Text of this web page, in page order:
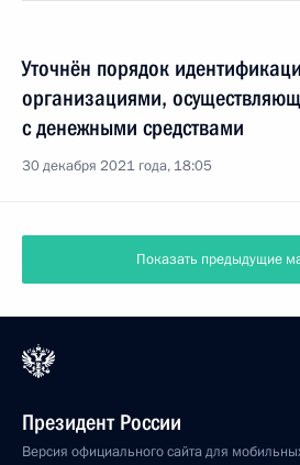
Уточнён порядок
организациями,
с денежными средствами
30 декабря 2021 года, 18:05
Показать предыдущие
Президент России
Версия официального сайта для